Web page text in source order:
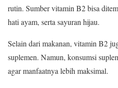
rutin. Sumber vitamin B2 bisa
hati ayam, serta sayuran hijau.
Selain dari makanan, vitamin B2
suplemen. Namun, konsumsi
agar manfaatnya lebih maksimal.